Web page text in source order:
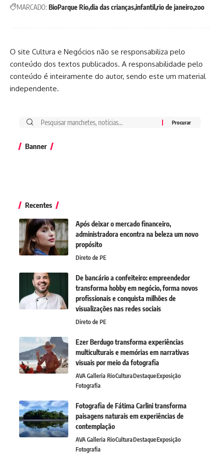
MARCADO: BioParque Riodia das criançasinfantil rio de janeirozoo
O site Cultura e Negócios não se responsabiliza pelo
conteúdo dos textos publicados. A responsabilidade pelo
conteúdo é inteiramente do autor, sendo este um material
independente.
Banner
Recentes
Após deixar o mercado financeiro,
administradora encontra na beleza um novo
propósito
Direto de PE
De bancário a confeiteiro: empreendedor
transforma hobby em negócio, forma novos
profissionais e conquista milhões de
visualizações nas redes sociais
Direto de PE
Ezer Berdugo transforma experiências
multiculturais e memórias em narrativas
visuais por meio da fotografia
AVA Galleria RioCulturaDestaqueExposição
Fotografia
Fotografia de Fátima Carlini transforma
paisagens naturais em experiências de
contemplação
AVA Galleria RioCulturaDestaqueExposição
Fotografia